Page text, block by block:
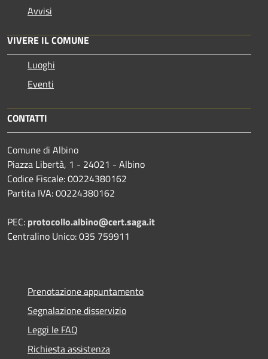
Avvisi
VIVERE IL COMUNE
Luoghi
Eventi
CONTATTI
Comune di Albino
Piazza Libertà, 1 - 24021 - Albino
Codice Fiscale: 00224380162
Partita IVA: 00224380162
PEC: protocollo.albino@cert.saga.it
Centralino Unico: 035 759911
Prenotazione appuntamento
Segnalazione disservizio
Leggi le FAQ
Richiesta assistenza